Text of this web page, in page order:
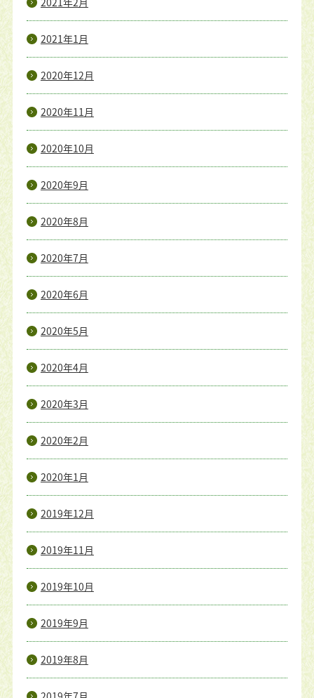
2021年1月
2020年12月
2020年11月
2020年10月
2020年9月
2020年8月
2020年7月
2020年6月
2020年5月
2020年4月
2020年3月
2020年2月
2020年1月
2019年12月
2019年11月
2019年10月
2019年9月
2019年8月